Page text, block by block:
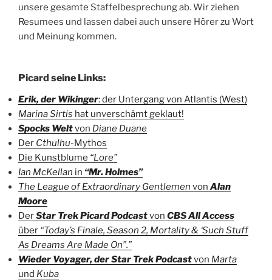
unsere gesamte Staffelbesprechung ab. Wir ziehen
Resumees und lassen dabei auch unsere Hörer zu Wort
und Meinung kommen.
Picard seine Links:
Erik, der Wikinger: der Untergang von Atlantis (West)
Marina Sirtis hat unverschämt geklaut!
Spocks Weltvon Diane Duane
Der Cthulhu-Mythos
Die Kunstblume “Lore”
Ian McKellan in “Mr. Holmes”
The League of Extraordinary Gentlemen von Alan
Moore
DerStar Trek Picard Podcastvon CBS All Access
über “Today’s Finale, Season 2, Mortality & ‘Such Stuff
As Dreams Are Made On”.”
Wieder Voyager, der Star Trek Podcastvon Marta
und Kuba